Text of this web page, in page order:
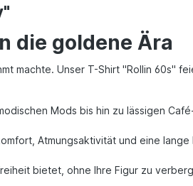
die goldene Ära
machte. Unser T-Shirt "Rollin 60s"
Mods bis hin zu lässigen
Atmungsaktivität und eine
bietet, ohne Ihre Figur zu